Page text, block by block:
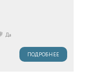
Да
ПОДРОБНЕЕ